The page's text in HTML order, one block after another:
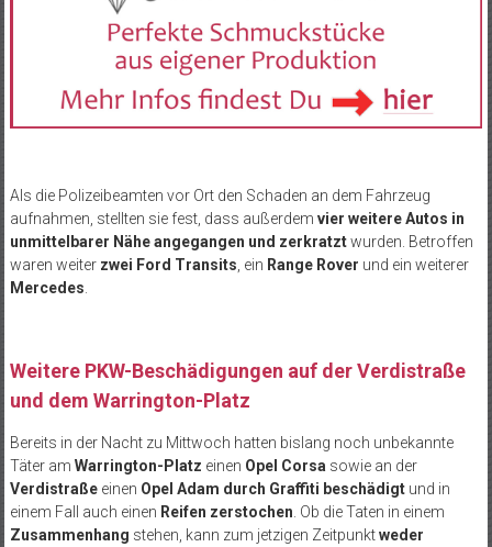
Als die Polizeibeamten vor Ort den Schaden an dem Fahrzeug
aufnahmen, stellten sie fest, dass außerdem vier weitere Autos in
unmittelbarer Nähe angegangen und zerkratztwurden. Betroffen
waren weiter zwei Ford Transits , ein Range Rover und ein weiterer
Mercedes
Weitere PKW-Beschädigungen auf der Verdistraße
und dem Warrington-Platz
Bereits in der Nacht zu Mittwoch hatten bislang noch unbekannte
Täter am Warrington-Platz einen Opel Corsa sowie an der
Verdistraßeeinen Opel Adam durch Graffiti beschädigtund in
einem Fall auch einen Reifen zerstochen . Ob die Taten in einem
Zusammenhang stehen, kann zum jetzigen Zeitpunktweder